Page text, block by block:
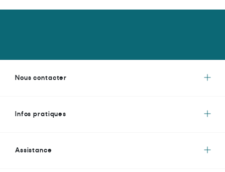
Nous contacter
Infos pratiques
Assistance